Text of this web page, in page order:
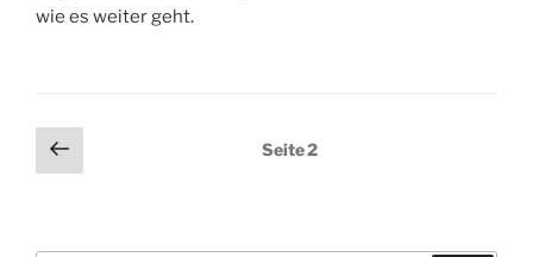
wie es weiter geht.
Seitennummerierung
der
Vorherige
Seite
Seite2